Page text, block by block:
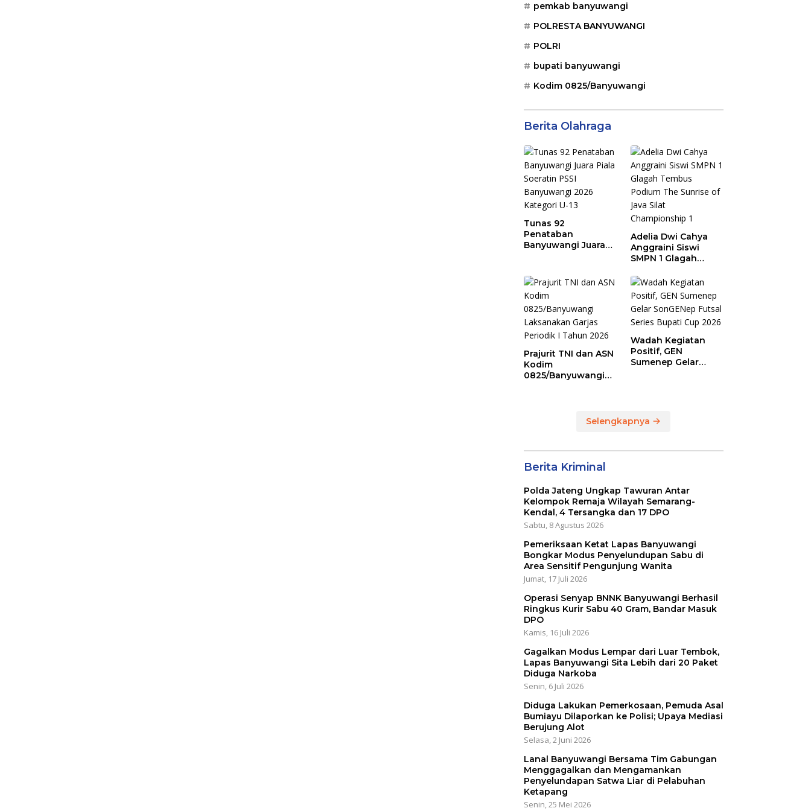
pemkab banyuwangi
POLRESTA BANYUWANGI
POLRI
bupati banyuwangi
Kodim 0825/Banyuwangi
Berita Olahraga
Tunas 92
Penataban
Banyuwangi Juara
Kategori U-13
Adelia Dwi Cahya
Anggraini Siswi
SMPN 1 Glagah
Sunrise of Java Silat
Championship 1
Prajurit TNI dan ASN
Kodim
0825/Banyuwangi
Wadah Kegiatan
Positif, GEN
Sumenep Gelar
Selengkapnya
Berita Kriminal
Polda Jateng Ungkap Tawuran Antar
Kelompok Remaja Wilayah Semarang-
Kendal, 4 Tersangka dan 17 DPO
Sabtu, 8 Agustus 2026
Pemeriksaan Ketat Lapas Banyuwangi
Bongkar Modus Penyelundupan Sabu di
Area Sensitif Pengunjung Wanita
Jumat, 17 Juli 2026
Operasi Senyap BNNK Banyuwangi Berhasil
Ringkus Kurir Sabu 40 Gram, Bandar Masuk
DPO
Kamis, 16 Juli 2026
Gagalkan Modus Lempar dari Luar Tembok,
Lapas Banyuwangi Sita Lebih dari 20 Paket
Diduga Narkoba
Senin, 6 Juli 2026
Diduga Lakukan Pemerkosaan, Pemuda Asal
Bumiayu Dilaporkan ke Polisi; Upaya Mediasi
Berujung Alot
Selasa, 2 Juni 2026
Lanal Banyuwangi Bersama Tim Gabungan
Menggagalkan dan Mengamankan
Penyelundapan Satwa Liar di Pelabuhan
Ketapang
Senin, 25 Mei 2026